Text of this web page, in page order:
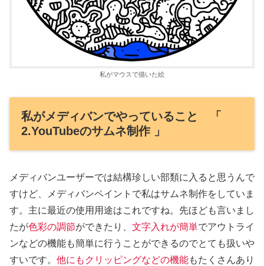
私がマウスで描いた絵
私がメディバンでやっていること 「
2.YouTubeのサムネ制作 」
メディバンユーザーでは結構珍しい部類に入ると思うんで
すけど、メディバンペイントで私はサムネ制作をしていま
す。主に最近の使用用途はこれですね。先ほども言いまし
たが色彩の調節ができたり、 文字入れが簡単でアウトライ
ンなどの機能も簡単に行うことができるのでとても扱いや
すいです。 他にもクリッピングなどの機能もたくさんあり